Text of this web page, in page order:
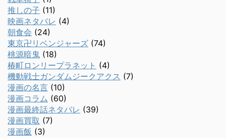
推しの子 (11)
映画ネタバレ (4)
朝食会 (24)
東京卍リベンジャーズ (74)
桃源暗鬼 (18)
椿町ロンリープラネット (4)
機動戦士ガンダムジークアクス (7)
漫画の名言 (10)
漫画コラム (60)
漫画最終話ネタバレ (39)
漫画買取 (7)
漫画飯 (3)